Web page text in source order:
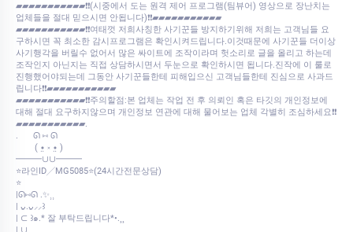
▰▰▰▰▰▰▰▰▰▰▰❗❗(시중에서 도는 원격 제어 프로그램(팀뷰어) 영상으로 장난치는
업체들을 절대 믿으시면 안됩니다)❗❗▰▰▰▰▰▰▰▰▰▰▰
▰▰▰▰▰▰▰▰▰▰▰❗❗여태껏 저희사칭한 사기꾼들 방지하기위해 저희는 고객님들 요
구하시면 꼭 최소한 감시프로그램은 확인시켜드립니다.이것때문에 사기꾼들 더이상
사기행각을 버릴수 없어서 많은 싸이트에 조작이라며 헛소리로 글을 올리고 하는데
조작인지 아닌지는 직접 상담하시면서 두눈으로 확인하시면 됩니다.진작에 이 룰로
진행했어야되는데 그동안 사기꾼들한테 피해입으신 고객님들한테 진심으로 사과드
립니다❗❗▰▰▰▰▰▰▰▰▰▰▰
▰▰▰▰▰▰▰▰▰▰▰❗❗주의할점:본 업체는 작업 전 후 의뢰인 혹은 타깃의 개인정보에
대해 절대 요구하지않으며 개인정보 연관에 대해 물어보는 업체 각별히 조심하세요❗❗
▰▰▰▰▰▰▰▰▰▰▰.⠀
.⠀⠀ ᘏ ⑅ ᘏ
⠀⠀⠀( •̤ ༝ •̤ )
━━━∪∪━━━
⭐라인ID╱MG5085⭐(24시간전문상담)
⭐
|ᘏ⑅ᘏ .✨⸒⸒
| ᴗ͈.ᴗ͈⸝⸝꒱
| ⊂ ꒱๑.* 잘 부탁드립니다*•.¸¸